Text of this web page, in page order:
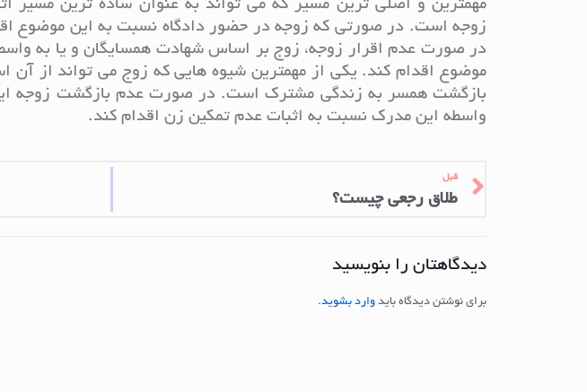
مهمترین و اصلی ترین مسیر که می تواند به عنوان ساده ترین مسیر
زوجه است. در صورتی که زوجه در حضور دادگاه نسبت به این موضوع
در صورت عدم اقرار زوجه، زوج بر اساس شهادت همسایگان و یا به
موضوع اقدام کند. یکی از مهمترین شیوه هایی که زوج می تواند از آن
بازگشت همسر به زندگی مشترک است. در صورت عدم بازگشت زوجه
واسطه این مدرک نسبت به اثبات عدم تمکین زن اقدام کند.
قبل
طلاق رجعی چیست؟
دیدگاهتان را بنویسید
برای نوشتن دیدگاه باید وارد بشوید.